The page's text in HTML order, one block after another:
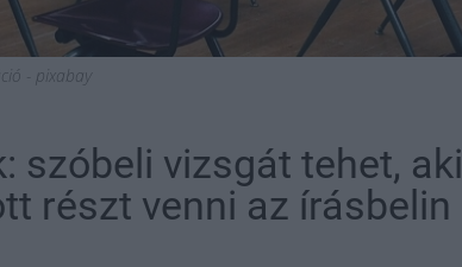
- pixabay
szóbeli vizsgát tehet, aki
részt venni az írásbelin